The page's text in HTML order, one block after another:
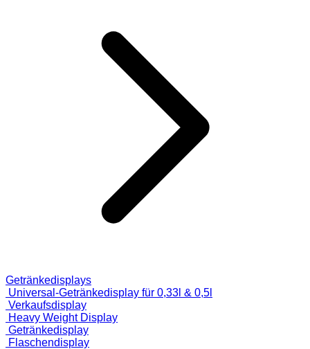
Getränkedisplays
Universal-Getränkedisplay für 0,33l & 0,5l
Verkaufsdisplay
Heavy Weight Display
Getränkedisplay
Flaschendisplay